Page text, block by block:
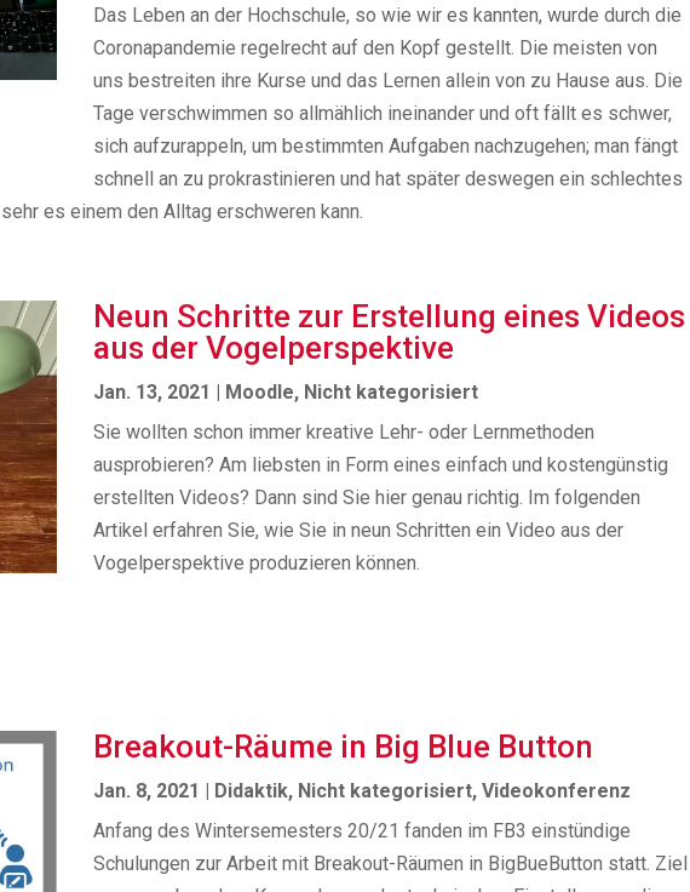
Das Leben an der Hochschule, so wie wir es kannten, wurde durch die
Coronapandemie regelrecht auf den Kopf gestellt. Die meisten von
uns bestreiten ihre Kurse und das Lernen allein von zu Hause aus. Die
Tage verschwimmen so allmählich ineinander und oft fällt es schwer,
sich aufzurappeln, um bestimmten Aufgaben nachzugehen; man fängt
schnell an zu prokrastinieren und hat später deswegen ein schlechtes
es einem den Alltag erschweren kann.
Neun Schritte zur Erstellung eines Videos
aus der Vogelperspektive
Jan. 13, 2021 | Moodle, Nicht kategorisiert
Sie wollten schon immer kreative Lehr- oder Lernmethoden
ausprobieren? Am liebsten in Form eines einfach und kostengünstig
erstellten Videos? Dann sind Sie hier genau richtig. Im folgenden
Artikel erfahren Sie, wie Sie in neun Schritten ein Video aus der
Vogelperspektive produzieren können.
Breakout-Räume in Big Blue Button
Jan. 8, 2021 | Didaktik, Nicht kategorisiert,Videokonferenz
Anfang des Wintersemesters 20/21 fanden im FB3 einstündige
Schulungen zur Arbeit mit Breakout-Räumen in BigBueButton statt. Ziel